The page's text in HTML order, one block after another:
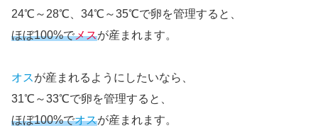
24℃～28℃、34℃～35℃で卵を管理すると、
ほぼ100%でメスが産まれます。
オスが産まれるようにしたいなら、
31℃～33℃で卵を管理すると、
ほぼ100%でオスが産まれます。